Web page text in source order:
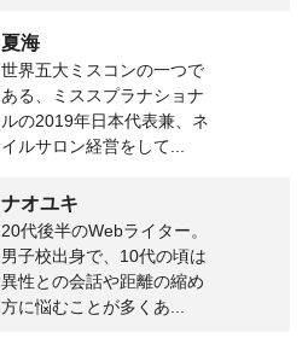
夏海
世界五大ミスコンの一つで
ある、ミススプラナショナ
ルの2019年日本代表兼、ネ
イルサロン経営をして...
ナオユキ
20代後半のWebライター。
男子校出身で、10代の頃は
異性との会話や距離の縮め
方に悩むことが多くあ...